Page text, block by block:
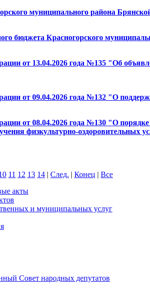
муниципального района
бюджета Красногорского
от 13.04.2026 года №135 "Об
от 09.04.2026 года №132 "О
от 08.04.2026 года №130 "О
физкультурно-оздоровительных
11 12 13 14 | След. | Конец | Все
акты
и муниципальных услуг
Совет народных депутатов